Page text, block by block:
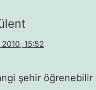
15:52
şehir öğrenebilir